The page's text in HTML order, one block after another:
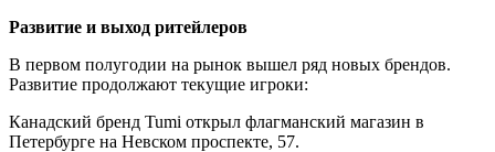
Развитие и выход ритейлеров
В первом полугодии на рынок вышел ряд новых брендов.
Развитие продолжают текущие игроки:
Канадский бренд Tumi открыл флагманский магазин в
Петербурге на Невском проспекте, 57.